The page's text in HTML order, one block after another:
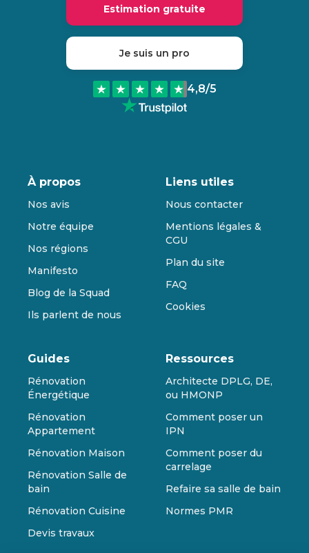
Estimation gratuite
Je suis un pro
4,8/5
À propos
Nos avis
Notre équipe
Nos régions
Manifesto
Blog de la Squad
Ils parlent de nous
Liens utiles
Nous contacter
Mentions légales &
CGU
Plan du site
FAQ
Cookies
Guides
Rénovation
Énergétique
Rénovation
Appartement
Rénovation Maison
Rénovation Salle de
bain
Rénovation Cuisine
Devis travaux
Ressources
Architecte DPLG, DE,
ou HMONP
Comment poser un
IPN
Comment poser du
carrelage
Refaire sa salle de bain
Normes PMR